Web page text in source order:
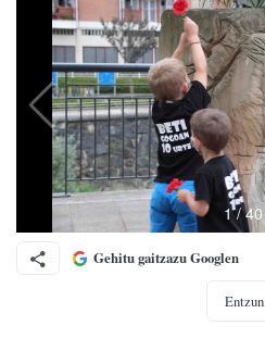
Gehitu gaitzazu Googlen
Entzun